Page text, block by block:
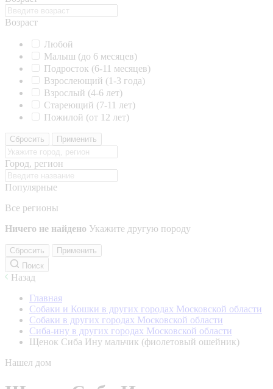
Возраст
Любой
Малыш (до 6 месяцев)
Подросток (6-11 месяцев)
Взрослеющий (1-3 года)
Взрослый (4-6 лет)
Стареющий (7-11 лет)
Пожилой (от 12 лет)
Сбросить Применить
Город, регион
Популярные
Все регионы
Ничего не найдено Укажите другую породу
Сбросить
Применить
Поиск
Назад
Главная
Собаки и Кошки в других городах Московской области
Собаки в других городах Московской области
Сиба-ину в других городах Московской области
Щенок Сиба Ину мальчик (фиолетовый ошейник)
Нашел дом